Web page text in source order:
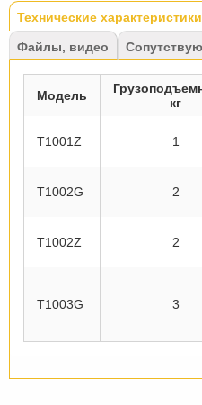
Tabs
Технические характеристики
Файлы, видео
Модель
кг
T1001Z 1
T1002G 2
T1002Z 2
T1003G 3